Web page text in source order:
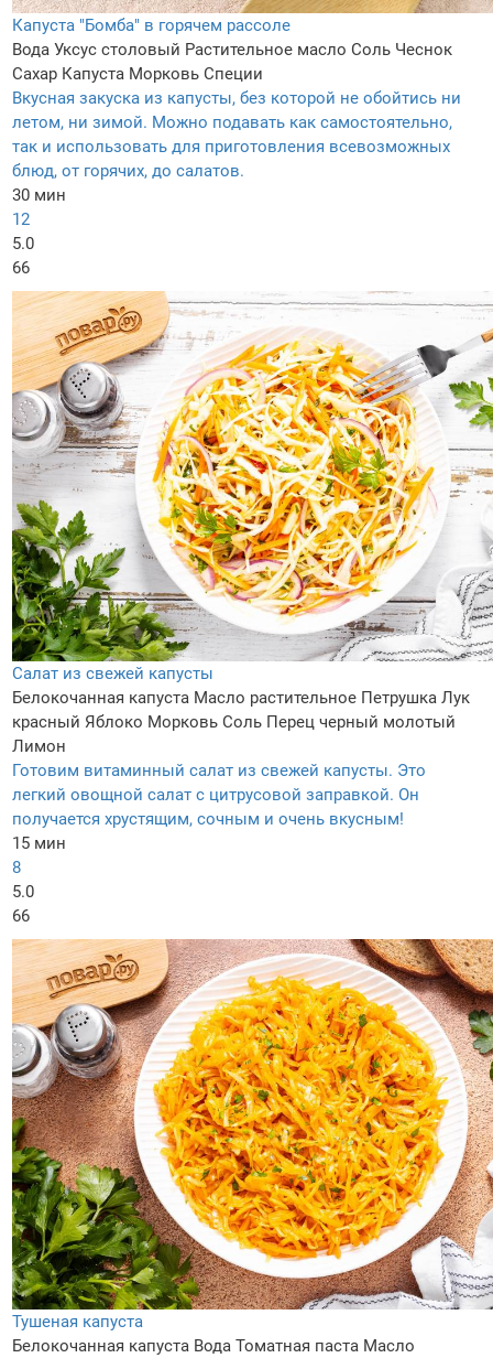
Капуста "Бомба" в горячем рассоле
Вода Уксус столовый Растительное масло Соль Чеснок
Сахар Капуста Морковь Специи
Вкусная закуска из капусты, без которой не обойтись ни
летом, ни зимой. Можно подавать как самостоятельно,
так и использовать для приготовления всевозможных
блюд, от горячих, до салатов.
30 мин
12
5.0
66
Салат из свежей капусты
Белокочанная капуста Масло растительное Петрушка Лук
красный Яблоко Морковь Соль Перец черный молотый
Лимон
Готовим витаминный салат из свежей капусты. Это
легкий овощной салат с цитрусовой заправкой. Он
получается хрустящим, сочным и очень вкусным!
15 мин
8
5.0
66
Тушеная капуста
Белокочанная капуста Вода Томатная паста Масло